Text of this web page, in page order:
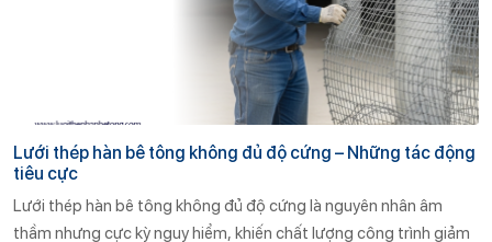
Lưới thép hàn bê tông không đủ độ cứng – Những tác động
tiêu cực
Lưới thép hàn bê tông không đủ độ cứng là nguyên nhân âm
thầm nhưng cực kỳ nguy hiểm, khiến chất lượng công trình giảm